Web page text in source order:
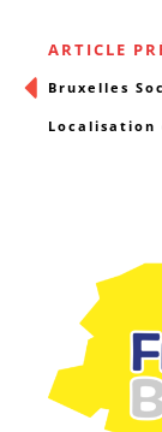
ARTICLE
Bruxelles
Localisation des